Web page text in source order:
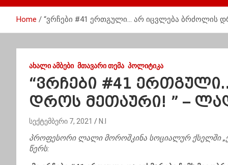
Home “ვრჩები #41 ერთგული… არ იცვლება ბრძოლის
ᲐᲮᲐᲚᲘ ᲐᲛᲑᲔᲑᲘ ᲛᲗᲐᲕᲐᲠᲘ ᲗᲔᲛᲐ ᲞᲝᲚᲘᲢᲘᲙᲐ
“ვრჩები #41
დროს მეთაური! ” –
სექტემბერი 7, 2021 N.I
პროფესორი ლალი მოროშკინა სოციალურ ქსელში
წერს: